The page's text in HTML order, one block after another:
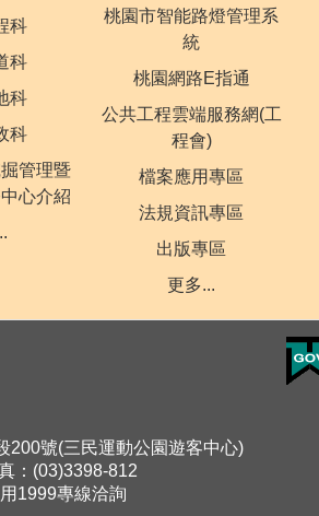
科
科
科
科
管理暨
心介紹
桃園市智能路燈管理系
統
桃園網路E指通
公共工程雲端服務網(工
程會)
檔案應用專區
法規資訊專區
出版專區
更多...
200號(三民運動公園遊客中心)
：(03)3398-812
1999專線洽詢